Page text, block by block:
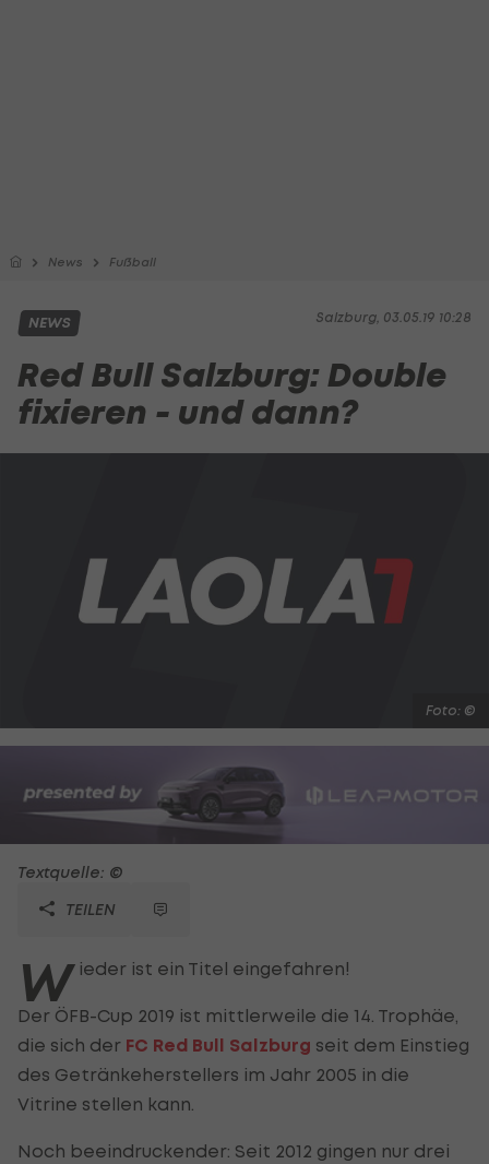
News Fußball
Salzburg, 03.05.19 10:28
NEWS
Red Bull Salzburg: Double
fixieren - und dann?
Foto: ©
Textquelle: ©
TEILEN
W ieder ist ein Titel eingefahren!
Der ÖFB-Cup 2019 ist mittlerweile die 14. Trophäe,
die sich der FC Red Bull Salzburg seit dem Einstieg
des Getränkeherstellers im Jahr 2005 in die
Vitrine stellen kann.
Noch beeindruckender: Seit 2012 gingen nur drei